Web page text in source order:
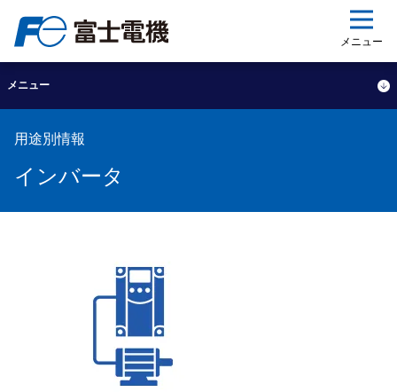
メニュー
メニュー
用途別情報
インバータ